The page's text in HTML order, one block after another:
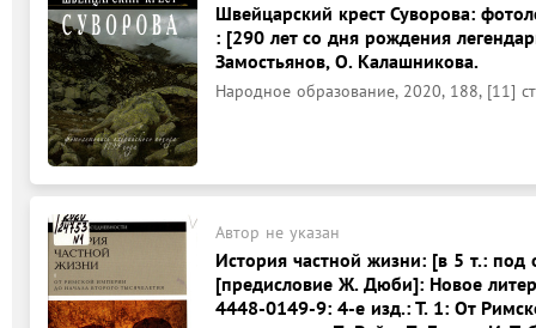
Швейцарский крест Суворова:
: [290 лет со дня рождения
Замостьянов, О. Калашникова.
Народное образование, 2020, 188, [11]
Автор не указан
История частной жизни: [в 5 т.:
[предисловие Ж. Дюби]: Новое
4448-0149-9: 4-е изд.: Т. 1: От